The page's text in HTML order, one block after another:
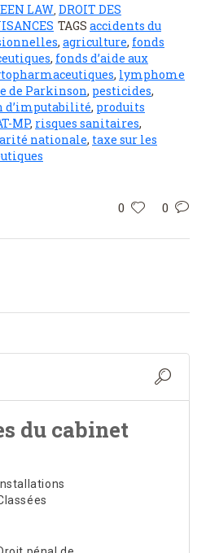
LAW DROIT DES
TAGS accidents du
, agriculture, fonds
, fonds d’aide aux
, lymphome
de Parkinson, pesticides,
d’imputabilité, produits
MP, risques sanitaires,
nationale, taxe sur les
0 0
du cabinet
Installations